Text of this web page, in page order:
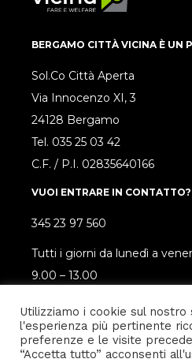
BERGAMO CITTÀ VICINA È UN
Sol.Co Città Aperta
Via Innocenzo XI, 3
24128 Bergamo
Tel. 035 25 03 42
C.F. / P.I. 02835640166
VUOI ENTRARE IN CONTATTO?
345 23 97 560
Tutti i giorni da lunedì a
9.00 – 13.00
Utilizziamo i cookie sul
l'esperienza più pertinente
preferenze e le visite
“Accetta tutto” acconsenti